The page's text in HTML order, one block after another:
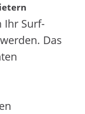
Ihr Surf-
Das